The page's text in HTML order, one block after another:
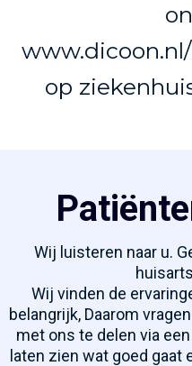
op
Wij luisteren naar u.
Wij vinden de
belangrijk, Daarom
met ons te delen via
laten zien wat goed gaat